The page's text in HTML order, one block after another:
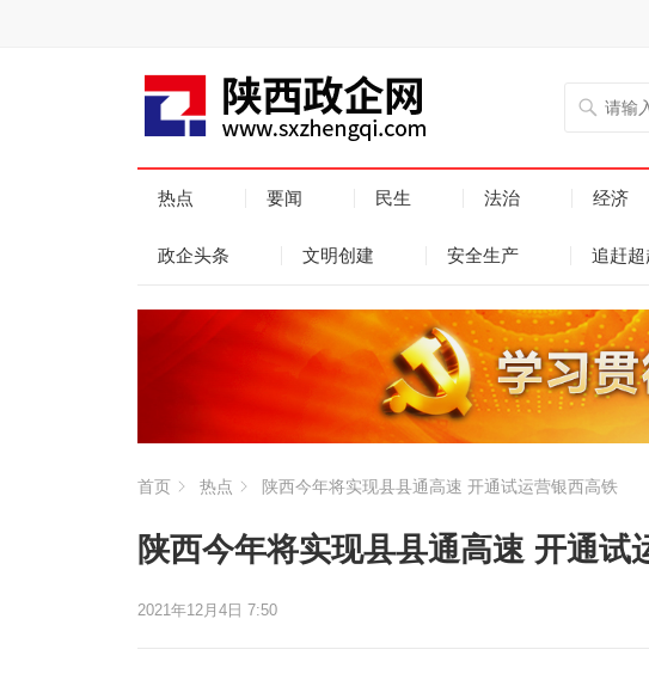
热点 要闻 民生 法治 经济
政企头条 文明创建 安全生产 追赶超
首页 热点 陕西今年将实现县县通高速 开通试运营银西高铁
陕西今年将实现县县通高速 开通试
2021年12月4日 7:50